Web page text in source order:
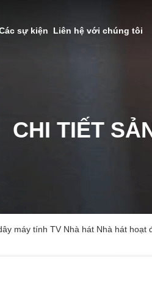
sự kiện Liên hệ với chúng tôi
CHI TIẾT
máy tính TV Nhà hát Nhà hát hoạt